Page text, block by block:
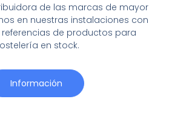
de las marcas de mayor
en nuestras instalaciones con
referencias de productos para
en stock.
Información